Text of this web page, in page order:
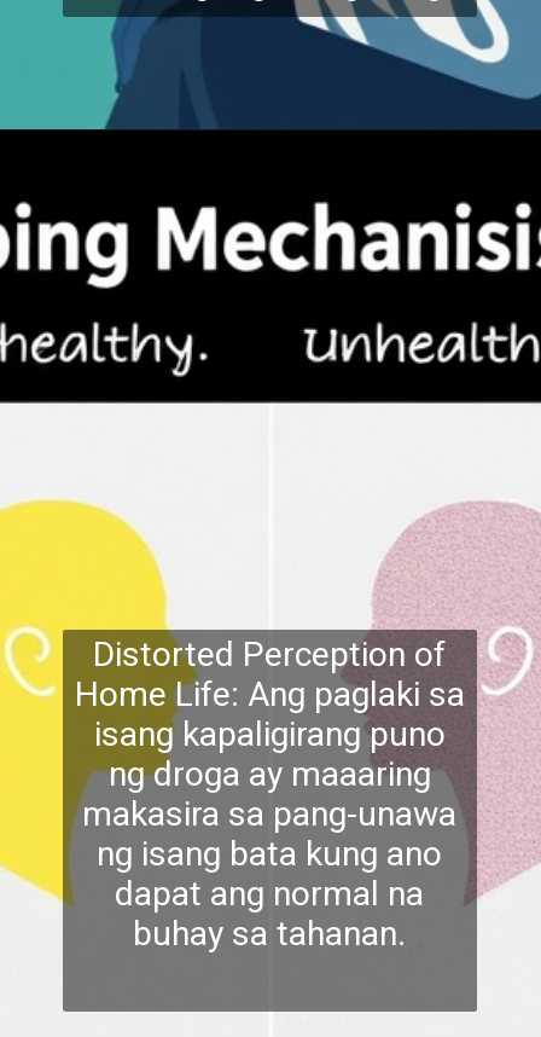
Distorted Perception of
Home Life: Ang paglaki sa
isang kapaligirang puno
ng droga ay maaaring
makasira sa pang-unawa
ng isang bata kung ano
dapat ang normal na
buhay sa tahanan.